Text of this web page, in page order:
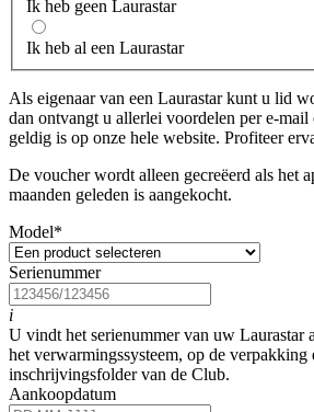
Ik heb geen Laurastar
Ik heb al een Laurastar
Als eigenaar van een Laurastar kunt u lid
dan ontvangt u allerlei voordelen per e-mail
geldig is op onze hele website. Profiteer
De voucher wordt alleen gecreëerd als het
maanden geleden is aangekocht.
Model*
Serienummer
i
U vindt het serienummer van uw Laurastar
het verwarmingssysteem, op de verpakking
inschrijvingsfolder van de Club.
Aankoopdatum